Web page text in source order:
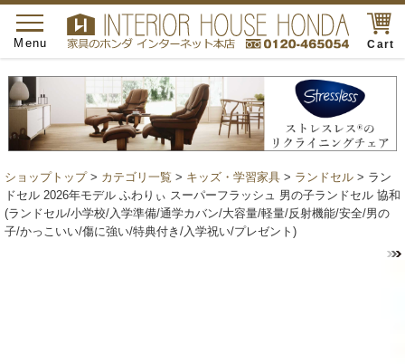
Cart
toggle
navigation
Menu
ショップトップ> カテゴリ一覧 > キッズ・学習家具 > ランドセル > ラン
ドセル 2026年モデル ふわりぃ スーパーフラッシュ 男の子ランドセル 協和
(ランドセル/小学校/入学準備/通学カバン/大容量/軽量/反射機能/安全/男の
子/かっこいい/傷に強い/特典付き/入学祝い/プレゼント)